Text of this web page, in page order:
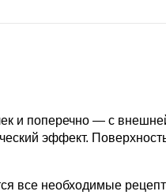
и поперечно — с
эффект.
все необходимые